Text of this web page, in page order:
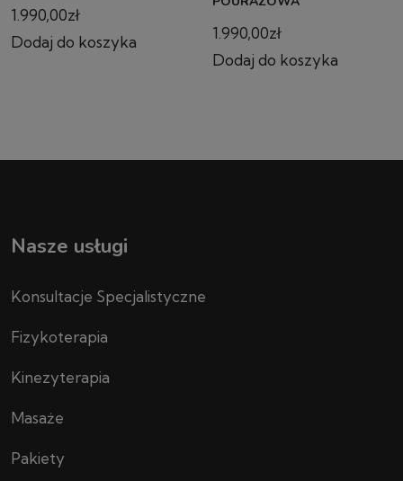
1.990,00zł
Dodaj do koszyka
1.990,00zł
Dodaj do koszyka
Nasze usługi
Konsultacje Specjalistyczne
Fizykoterapia
Kinezyterapia
Masaże
Pakiety